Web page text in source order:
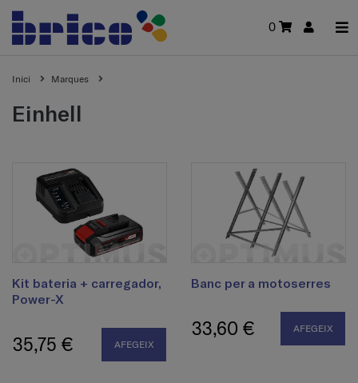
0
Inici Marques
einhell
Kit bateria + carregador,
Power-X
35,75 € AFEGEIX
Banc per a motoserres
33,60 € AFEGEIX